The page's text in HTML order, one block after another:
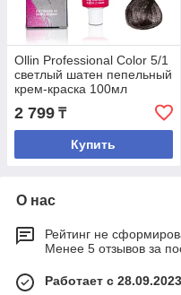
Ollin Professional Color 5/1
светлый шатен пепельный
крем-краска 100мл
2 799 ₸
Купить
О нас
Рейтинг не
Менее 5 отзывов за
Работает с 28.09.2023